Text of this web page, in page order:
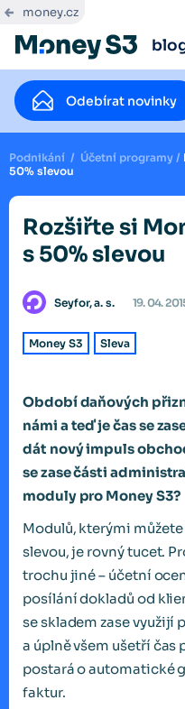
money.cz
Odebírat novinky
Podnikání / Účetní programy /
50% slevou
Rozšiřte si
s 50% slevou
Seyfor, a. s. 19. 04.
Money S3 Sleva
Období daňových
námi a teď je čas se
dát nový impuls
se zase části
moduly pro Money S3?
Modulů, kterými
slevou, je rovný tucet.
trochu jiné – účetní
posílání dokladů od
se skladem zase využijí
a úplně všem ušetří
postará o automatické
faktur.